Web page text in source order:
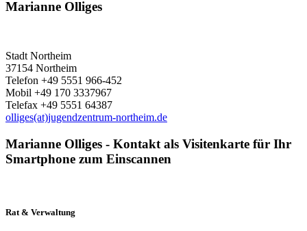
Marianne Olliges
Stadt Northeim
37154 Northeim
Telefon +49 5551 966-452
Mobil +49 170 3337967
Telefax +49 5551 64387
olliges(at)jugendzentrum-northeim.de
Marianne Olliges - Kontakt als Visitenkarte für Ihr
Smartphone zum Einscannen
Rat & Verwaltung